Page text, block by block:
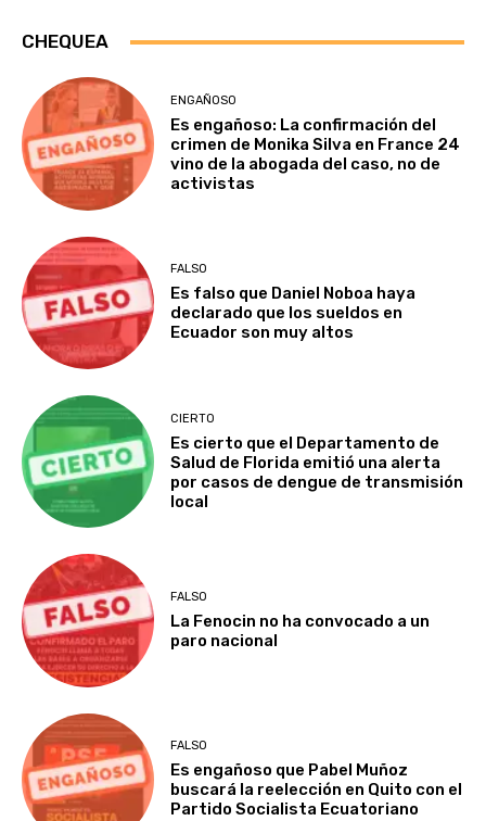
CHEQUEA
ENGAÑOSO
Es engañoso: La confirmación del
crimen de Monika Silva en France 24
vino de la abogada del caso, no de
activistas
FALSO
Es falso que Daniel Noboa haya
declarado que los sueldos en
Ecuador son muy altos
CIERTO
Es cierto que el Departamento de
Salud de Florida emitió una alerta
por casos de dengue de transmisión
local
FALSO
La Fenocin no ha convocado a un
paro nacional
FALSO
Es engañoso que Pabel Muñoz
buscará la reelección en Quito con el
Partido Socialista Ecuatoriano